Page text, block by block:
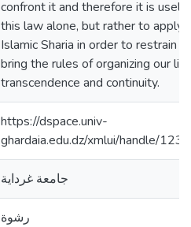
confront it and therefore it is
this law alone, but rather to apply
Islamic Sharia in order to restrain
bring the rules of organizing our
transcendence and continuity.
https://dspace.univ-
ghardaia.edu.dz/xmlui/handle/
جامعة غرداية
رشوة